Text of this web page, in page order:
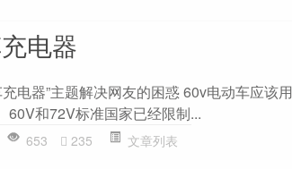
电器
电器”主题解决网友的困惑 60v电动车应该
60V和72V标准国家已经限制...
653 235 文章列表